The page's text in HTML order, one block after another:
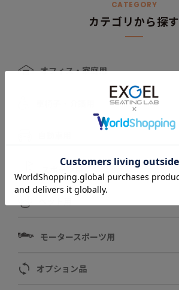
CATEGORY
カテゴリから探す
オフィス・家庭用
モータースポーツ用
オプション品